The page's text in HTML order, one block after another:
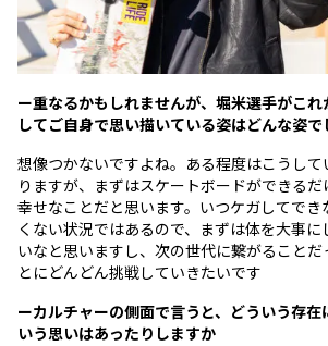
ー重なるかもしれませんが、堀米選手がこ
してご自身で思い描いている姿はどんな姿で
想像つかないですよね。ある程度はこうし
りますが、まずはスケートボードができる
幸せなことだと思います。いつケガしてでき
くない状況ではあるので、まずは体を大事
いなと思いますし、次の世代に繋がること
とにどんどん挑戦していきたいです
ーカルチャーの側面で言うと、どういう存在
いう思いはあったりしますか